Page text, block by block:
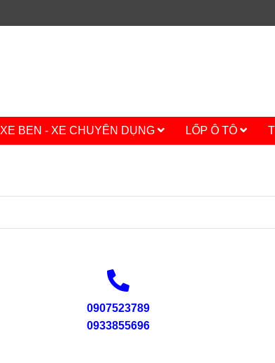
XE BEN - XE CHUYÊN DỤNG LỐP Ô TÔ
0907523789
0933855696